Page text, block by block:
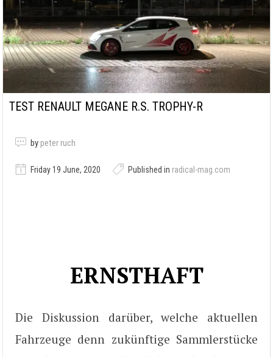
TEST RENAULT MEGANE R.S. TROPHY-R
by peter ruch
Friday 19 June, 2020 Published in radical-mag.com
ERNSTHAFT
Die Diskussion darüber, welche aktuellen
Fahrzeuge denn zukünftige Sammlerstücke